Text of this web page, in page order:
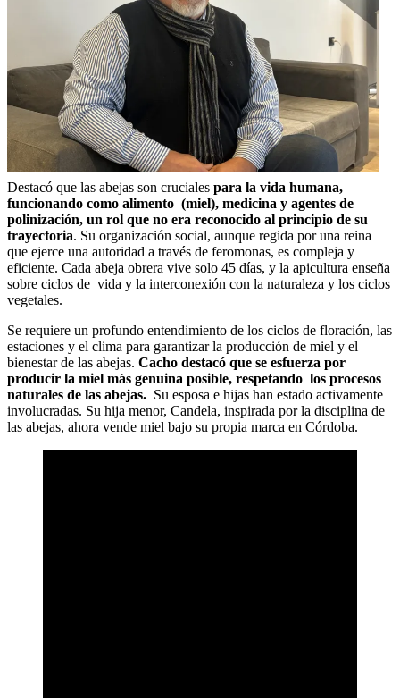
Destacó que las abejas son cruciales para la vida humana,
funcionando como alimento (miel), medicina y agentes de
polinización, un rol que no era reconocido al principio de su
trayectoria. Su organización social, aunque regida por una reina
que ejerce una autoridad a través de feromonas, es compleja y
eficiente. Cada abeja obrera vive solo 45 días, y la apicultura enseña
sobre ciclos de vida y la interconexión con la naturaleza y los ciclos
vegetales.
Se requiere un profundo entendimiento de los ciclos de floración, las
estaciones y el clima para garantizar la producción de miel y el
bienestar de las abejas. Cacho destacó que se esfuerza por
producir la miel más genuina posible, respetando los procesos
naturales de las abejas. Su esposa e hijas han estado activamente
involucradas. Su hija menor, Candela, inspirada por la disciplina de
las abejas, ahora vende miel bajo su propia marca en Córdoba.